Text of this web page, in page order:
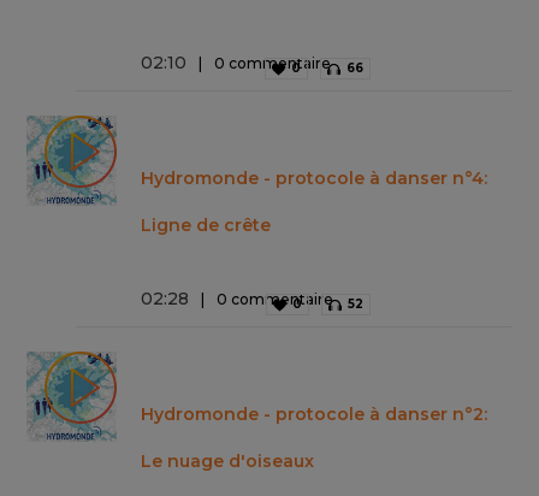
02:10 0 commentaire
0 66
Hydromonde - protocole à danser n°4:
Ligne de crête
02:28 0 commentaire
0 52
Hydromonde - protocole à danser n°2:
Le nuage d'oiseaux